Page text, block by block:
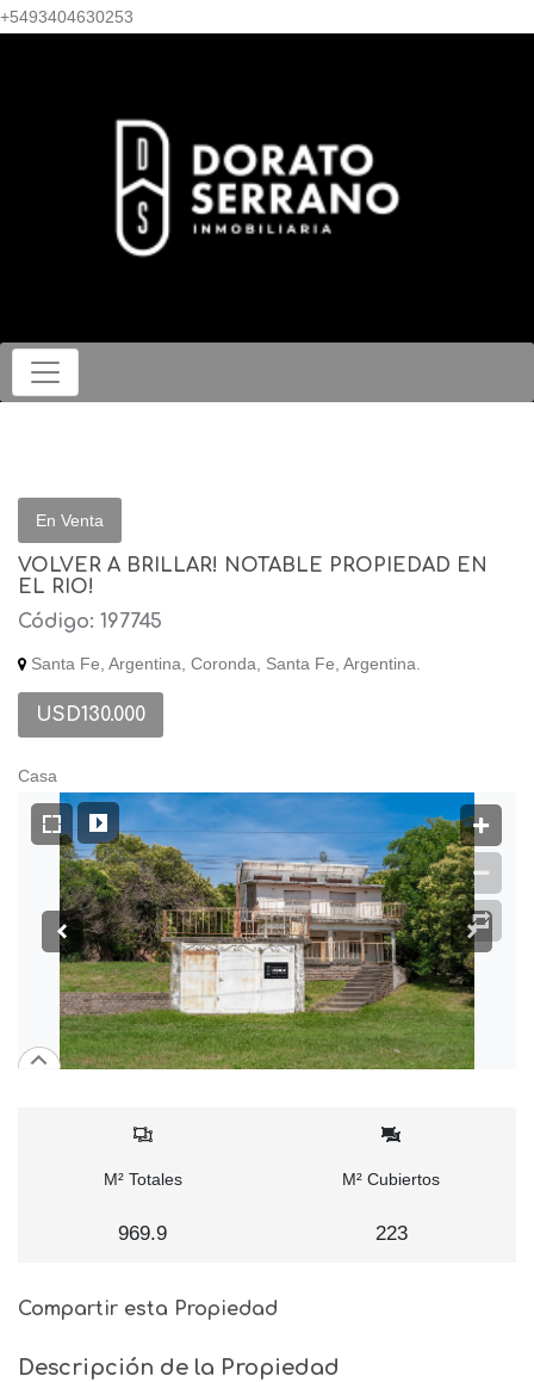
+5493404630253
En Venta
VOLVER A BRILLAR! NOTABLE PROPIEDAD EN
EL RIO!
Código: 197745
Santa Fe, Argentina, Coronda, Santa Fe, Argentina.
USD130.000
Casa
M² Totales
969.9
M² Cubiertos
223
Compartir esta Propiedad
Descripción de la Propiedad